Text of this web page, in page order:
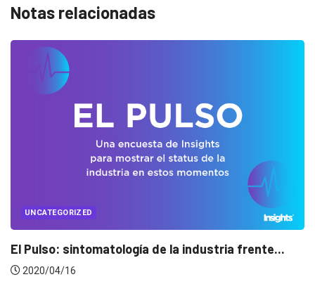
Notas relacionadas
UNCATEGORIZED
Conectados en época de pausa
2020/04/14